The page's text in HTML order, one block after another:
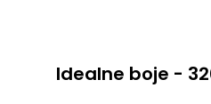
Idealne boje -